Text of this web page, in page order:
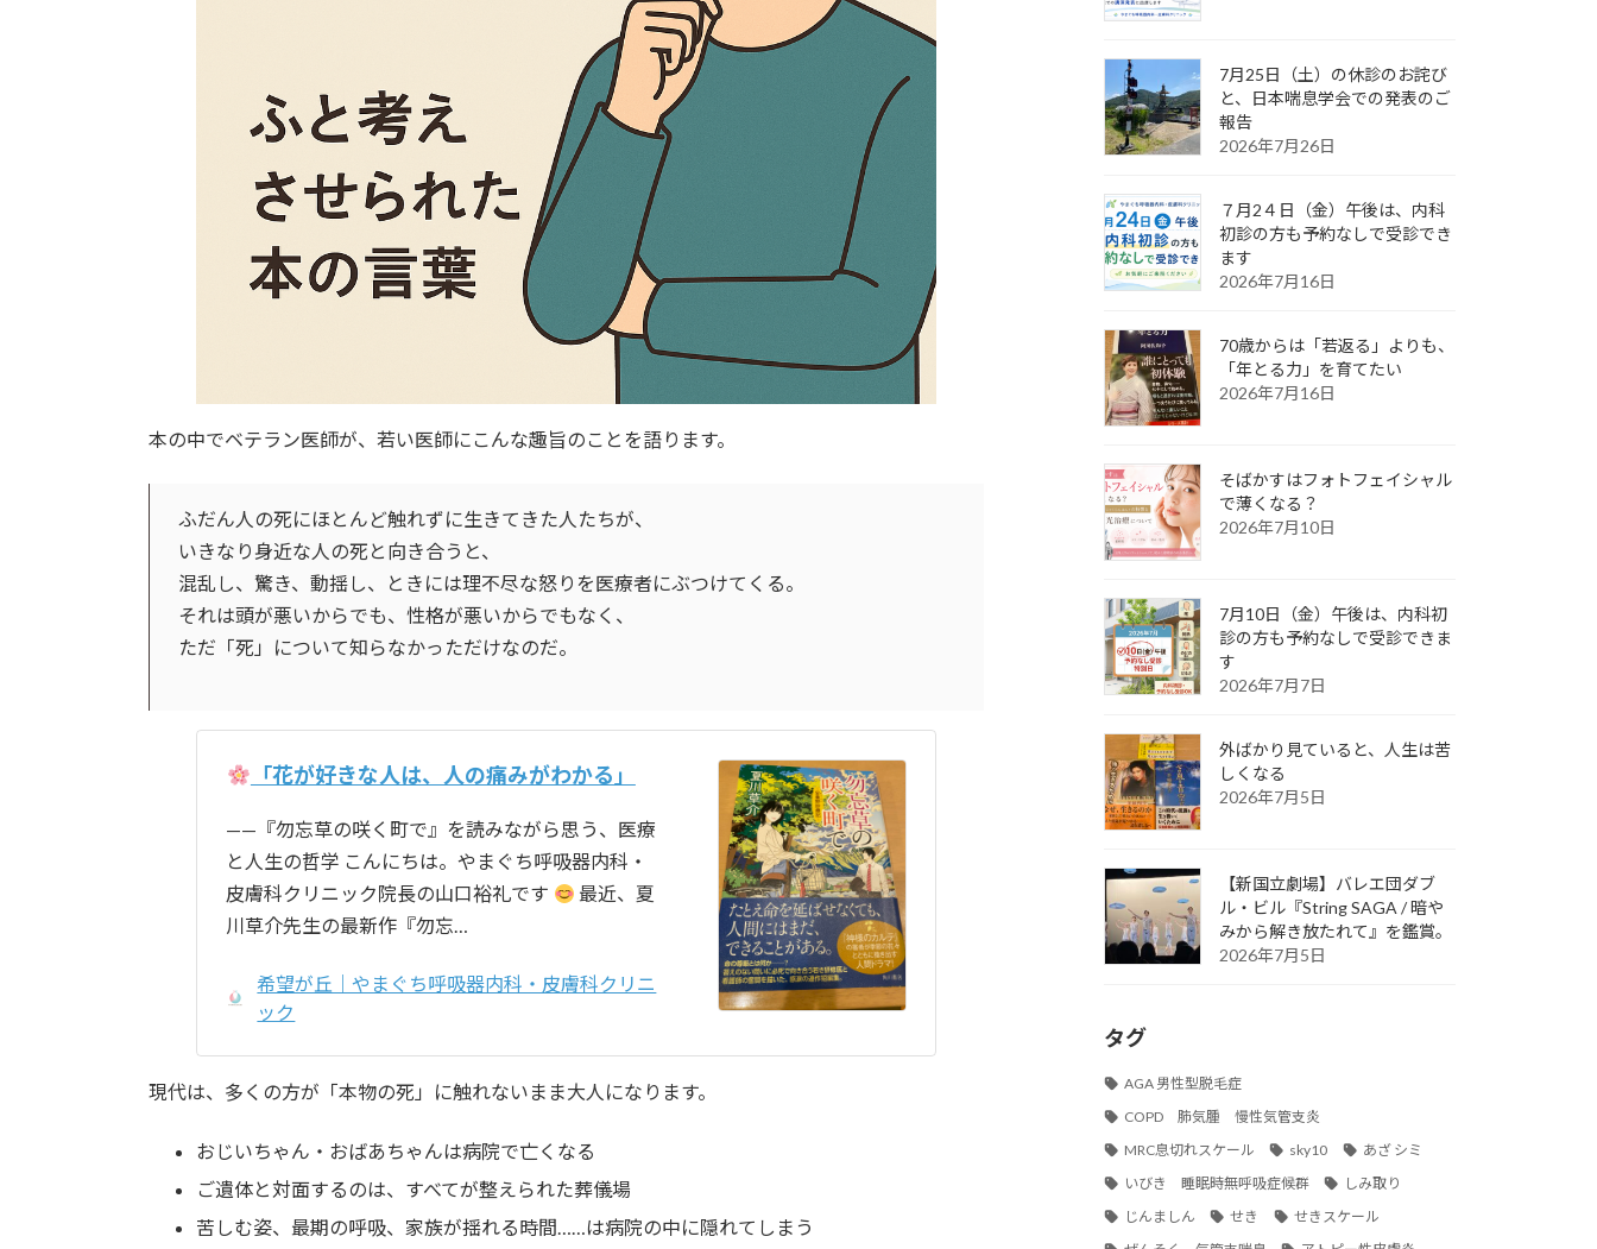
本の中でベテラン医師が、若い医師にこんな趣旨のことを語ります。
ふだん人の死にほとんど触れずに生きてきた人たちが、
いきなり身近な人の死と向き合うと、
混乱し、驚き、動揺し、ときには理不尽な怒りを医療者にぶつけてくる。
それは頭が悪いからでも、性格が悪いからでもなく、
ただ「死」について知らなかっただけなのだ。
「花が好きな人は、人の痛みがわかる」
——『勿忘草の咲く町で』を読みながら思う、医療
と人生の哲学 こんにちは。やまぐち呼吸器内科・
皮膚科クリニック院長の山口裕礼です
最近、夏
川草介先生の最新作『勿忘…
希望が丘｜やまぐち呼吸器内科・皮膚科クリニ
ック
現代は、多くの方が「本物の死」に触れないまま大人になります。
おじいちゃん・おばあちゃんは病院で亡くなる
ご遺体と対面するのは、すべてが整えられた葬儀場
苦しむ姿、最期の呼吸、家族が揺れる時間……は病院の中に隠れてしまう
7月25日（土）の休診のお詫び
と、日本喘息学会での発表のご
報告
2026年7月26日
７月2４日（金）午後は、内科
初診の方も予約なしで受診でき
ます
2026年7月16日
70歳からは「若返る」よりも、
「年とる力」を育てたい
2026年7月16日
そばかすはフォトフェイシャル
で薄くなる？
2026年7月10日
7月10日（金）午後は、内科初
診の方も予約なしで受診できま
す
2026年7月7日
外ばかり見ていると、人生は苦
しくなる
2026年7月5日
【新国立劇場】バレエ団ダブ
ル・ビル『String SAGA / 暗や
みから解き放たれて』を鑑賞。
2026年7月5日
タグ
AGA 男性型脱毛症
COPD 肺気腫 慢性気管支炎
MRC息切れスケール
sky10
あざ シミ
いびき 睡眠時無呼吸症候群
しみ取り
じんましん
せき
せきスケール